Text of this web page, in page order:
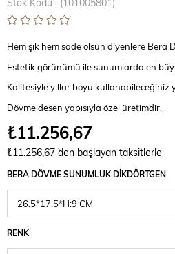
Hem şık hem sade olsun diyenlere Bera
Estetik görünümü ile sunumlarda en
Kalitesiyle yıllar boyu kullanabileceğiniz
Dövme desen yapısıyla özel üretimdir.
₺11.256,67
₺11.256,67 `den başlayan taksitlerle
BERA DÖVME SUNUMLUK DİKDÖRTGEN
RENK